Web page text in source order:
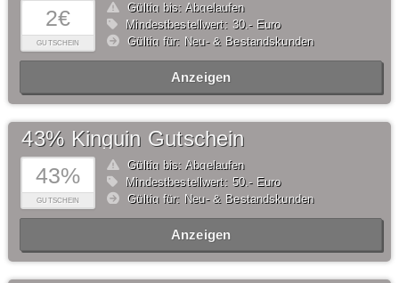
2€
GUTSCHEIN
Gültig bis: Abgelaufen
Mindestbestellwert: 30,- Euro
Gültig für: Neu- & Bestandskunden
Anzeigen
43%
GUTSCHEIN
43% Kinguin Gutschein
Gültig bis: Abgelaufen
Mindestbestellwert: 50,- Euro
Gültig für: Neu- & Bestandskunden
Anzeigen